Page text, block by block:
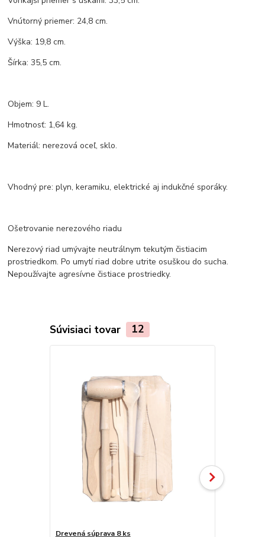
Vnútorný priemer: 24,8 cm.
Výška: 19,8 cm.
Šírka: 35,5 cm.
Objem: 9 L.
Hmotnosť: 1,64 kg.
Materiál: nerezová oceľ, sklo.
Vhodný pre: plyn, keramiku, elektrické aj indukčné sporáky.
Ošetrovanie nerezového riadu
Nerezový riad umývajte neutrálnym tekutým čistiacim
prostriedkom. Po umytí riad dobre utrite osuškou do sucha.
Nepoužívajte agresívne čistiace prostriedky.
Súvisiaci tovar 12
Drevená súprava 8 ks